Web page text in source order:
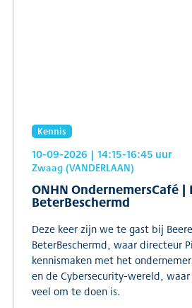
Kennis
10-09-2026 | 14:15-16:45 uur
Zwaag (VANDERLAAN)
ONHN OndernemersCafé
BeterBeschermd
Deze keer zijn we te gast bij
BeterBeschermd, waar directeur
kennismaken met het
en de Cybersecurity-wereld,
veel om te doen is.